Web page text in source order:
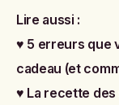
Lire aussi :
♥ 5 erreurs que
cadeau (et
♥ La recette des